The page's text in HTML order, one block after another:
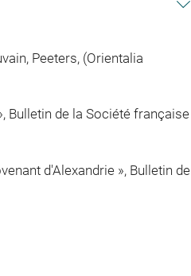
Peeters, (Orientalia
Bulletin de la Société française
d'Alexandrie », Bulletin de